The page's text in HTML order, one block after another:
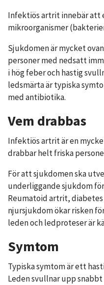
Infektiös artrit innebär att
mikroorganismer
Sjukdomen är mycket
personer med nedsatt
i hög feber och hastig
ledsmärta är typiska
med antibiotika.
Vem drabbas
Infektiös artrit är en
drabbar helt friska
För att sjukdomen ska
underliggande sjukdom
Reumatoid artrit,
njursjukdom ökar risken
leden och ledproteser är
Symtom
Typiska symtom är ett
Leden svullnar upp